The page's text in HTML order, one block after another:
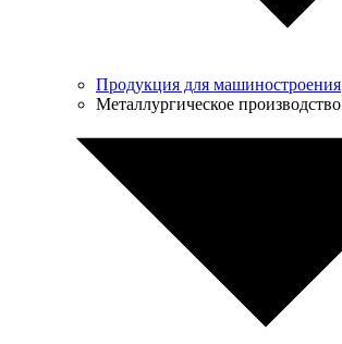
Продукция для машиностроения
Металлургическое производство